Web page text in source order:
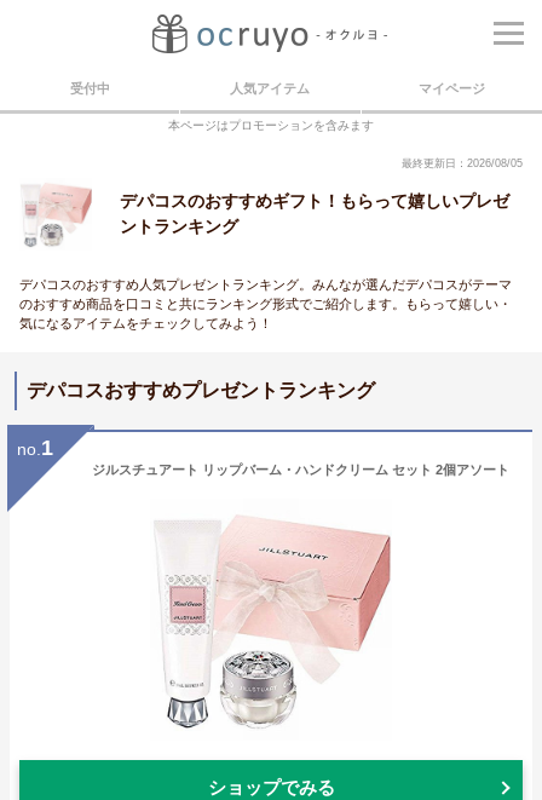
受付中 人気アイテム マイページ
本ページはプロモーションを含みます
最終更新日：2026/08/05
デパコスのおすすめギフト！もらって嬉しいプレゼ
ントランキング
デパコスのおすすめ人気プレゼントランキング。みんなが選んだデパコスがテーマ
のおすすめ商品を口コミと共にランキング形式でご紹介します。もらって嬉しい・
気になるアイテムをチェックしてみよう！
デパコスおすすめプレゼントランキング
no. 1
ジルスチュアート リップバーム・ハンドクリーム セット 2個アソート
ショップでみる